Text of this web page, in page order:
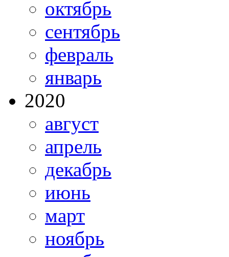
октябрь
сентябрь
февраль
январь
2020
август
апрель
декабрь
июнь
март
ноябрь